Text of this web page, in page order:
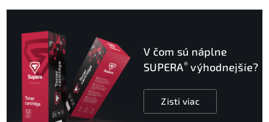
V čom sú náplne
SUPERA® výhodnejšie?
Zisti viac